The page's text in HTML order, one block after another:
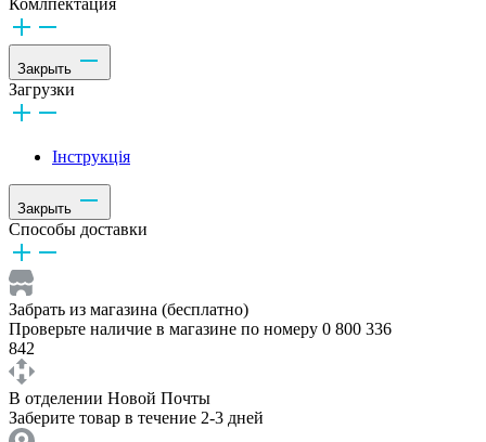
Закрыть
Загрузки
Інструкція
Закрыть
Способы доставки
Забрать из магазина (бесплатно)
Проверьте наличие в магазине по номеру 0 800 336
842
В отделении Новой Почты
Заберите товар в течение 2-3 дней